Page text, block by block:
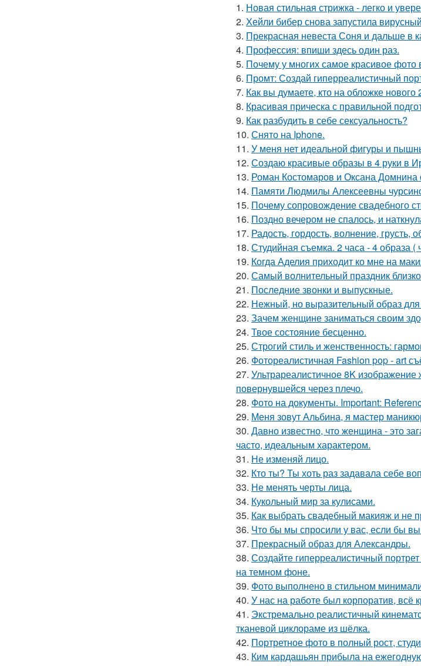
1. Новая стильная стрижка - легко и
2. Хейли бибер снова запустила
3. Прекрасная невеста Соня и дальше в
4. Профессия: впиши здесь один раз.
5. Почему у многих самое красивое
6. Промт: Создай гиперреалистичный
7. Как вы думаете, кто на обложке
8. Красивая прическа с правильной
9. Как разбудить в себе сексуальность?
10. Снято на Iphone.
11. У меня нет идеальной фигуры и
12. Создаю красивые образы в 4 руки в
13. Роман Костомаров и Оксана
14. Памяти Людмилы Алексеевны
15. Почему сопровождение свадебного
16. Поздно вечером не спалось, и
17. Радость, гордость, волнение, грусть,
18. Студийная съемка. 2 часа - 4 образа
19. Когда Аделия приходит ко мне на
20. Самый волнительный праздник
21. Последние звонки и выпускные.
22. Нежный, но выразительный образ
23. Зачем женщине заниматься своим
24. Твое состояние бесценно.
25. Строгий стиль и женственность:
26. Фотореалистичная Fashion pop - art
27. Ультрареалистичное 8K
повернувшейся через плечо.
28. Фото на документы. Important:
29. Меня зовут Альбина, я мастер
30. Давно известно, что женщина - это
часто, идеальным характером.
31. Не изменяй лицо.
32. Кто ты? Ты хоть раз задавала себе
33. Не менять черты лица.
34. Кукольный мир за кулисами.
35. Как выбрать свадебный макияж и не
36. Что бы мы спросили у вас, если бы
37. Прекрасный образ для Александры.
38. Создайте гиперреалистичный
на темном фоне.
39. Фото выполнено в стильном
40. У нас на работе был корпоратив, всё
41. Экстремально реалистичный
тканевой циклораме из шёлка.
42. Портретное фото в полный рост,
43. Ким кардашьян прибыла на